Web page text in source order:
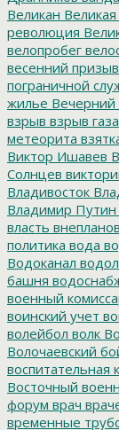
Великан
революция
велопробег
весенний призыв
пограничной
жилье
взрыв взрыв газа
метеорита
Виктор Ишавев
Солнцев
Владивосток
Владимир Путин
власть
политика вода
Водоканал
башня
военный
воинский учет
волейбол волк
Волочаевский
воспитательная
Восточный
форум врач
временные